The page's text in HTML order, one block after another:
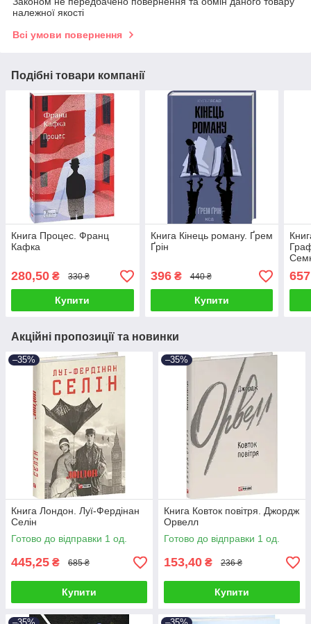
належної якості
Всі умови повернення
Подібні товари компанії
Книга Процес. Франц
Кафка
280,50 ₴ 330 ₴
Купити
Книга Кінець роману. Ґрем
Ґрін
396₴ 440 ₴
Купити
657
Акційні пропозиції та новинки
–35%
Книга Лондон. Луї-Фердінан
Селін
Готово до відправки 1 од.
445,25 ₴ 685 ₴
Купити
–35%
Книга Ковток повітря. Джордж
Орвелл
Готово до відправки 1 од.
153,40 ₴ 236 ₴
Купити